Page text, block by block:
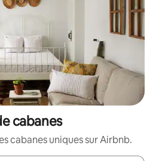
cabanes
cabanes uniques sur Airbnb.